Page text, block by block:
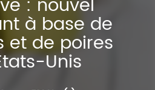
: nouvel
à base de
et de poires
Unis